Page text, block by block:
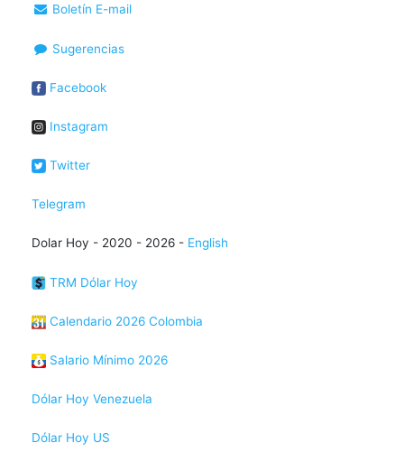
Boletín E-mail
Sugerencias
Facebook
Instagram
Twitter
Telegram
Dolar Hoy - 2020 - 2026 - English
TRM Dólar Hoy
Calendario 2026 Colombia
Salario Mínimo 2026
Dólar Hoy Venezuela
Dólar Hoy US